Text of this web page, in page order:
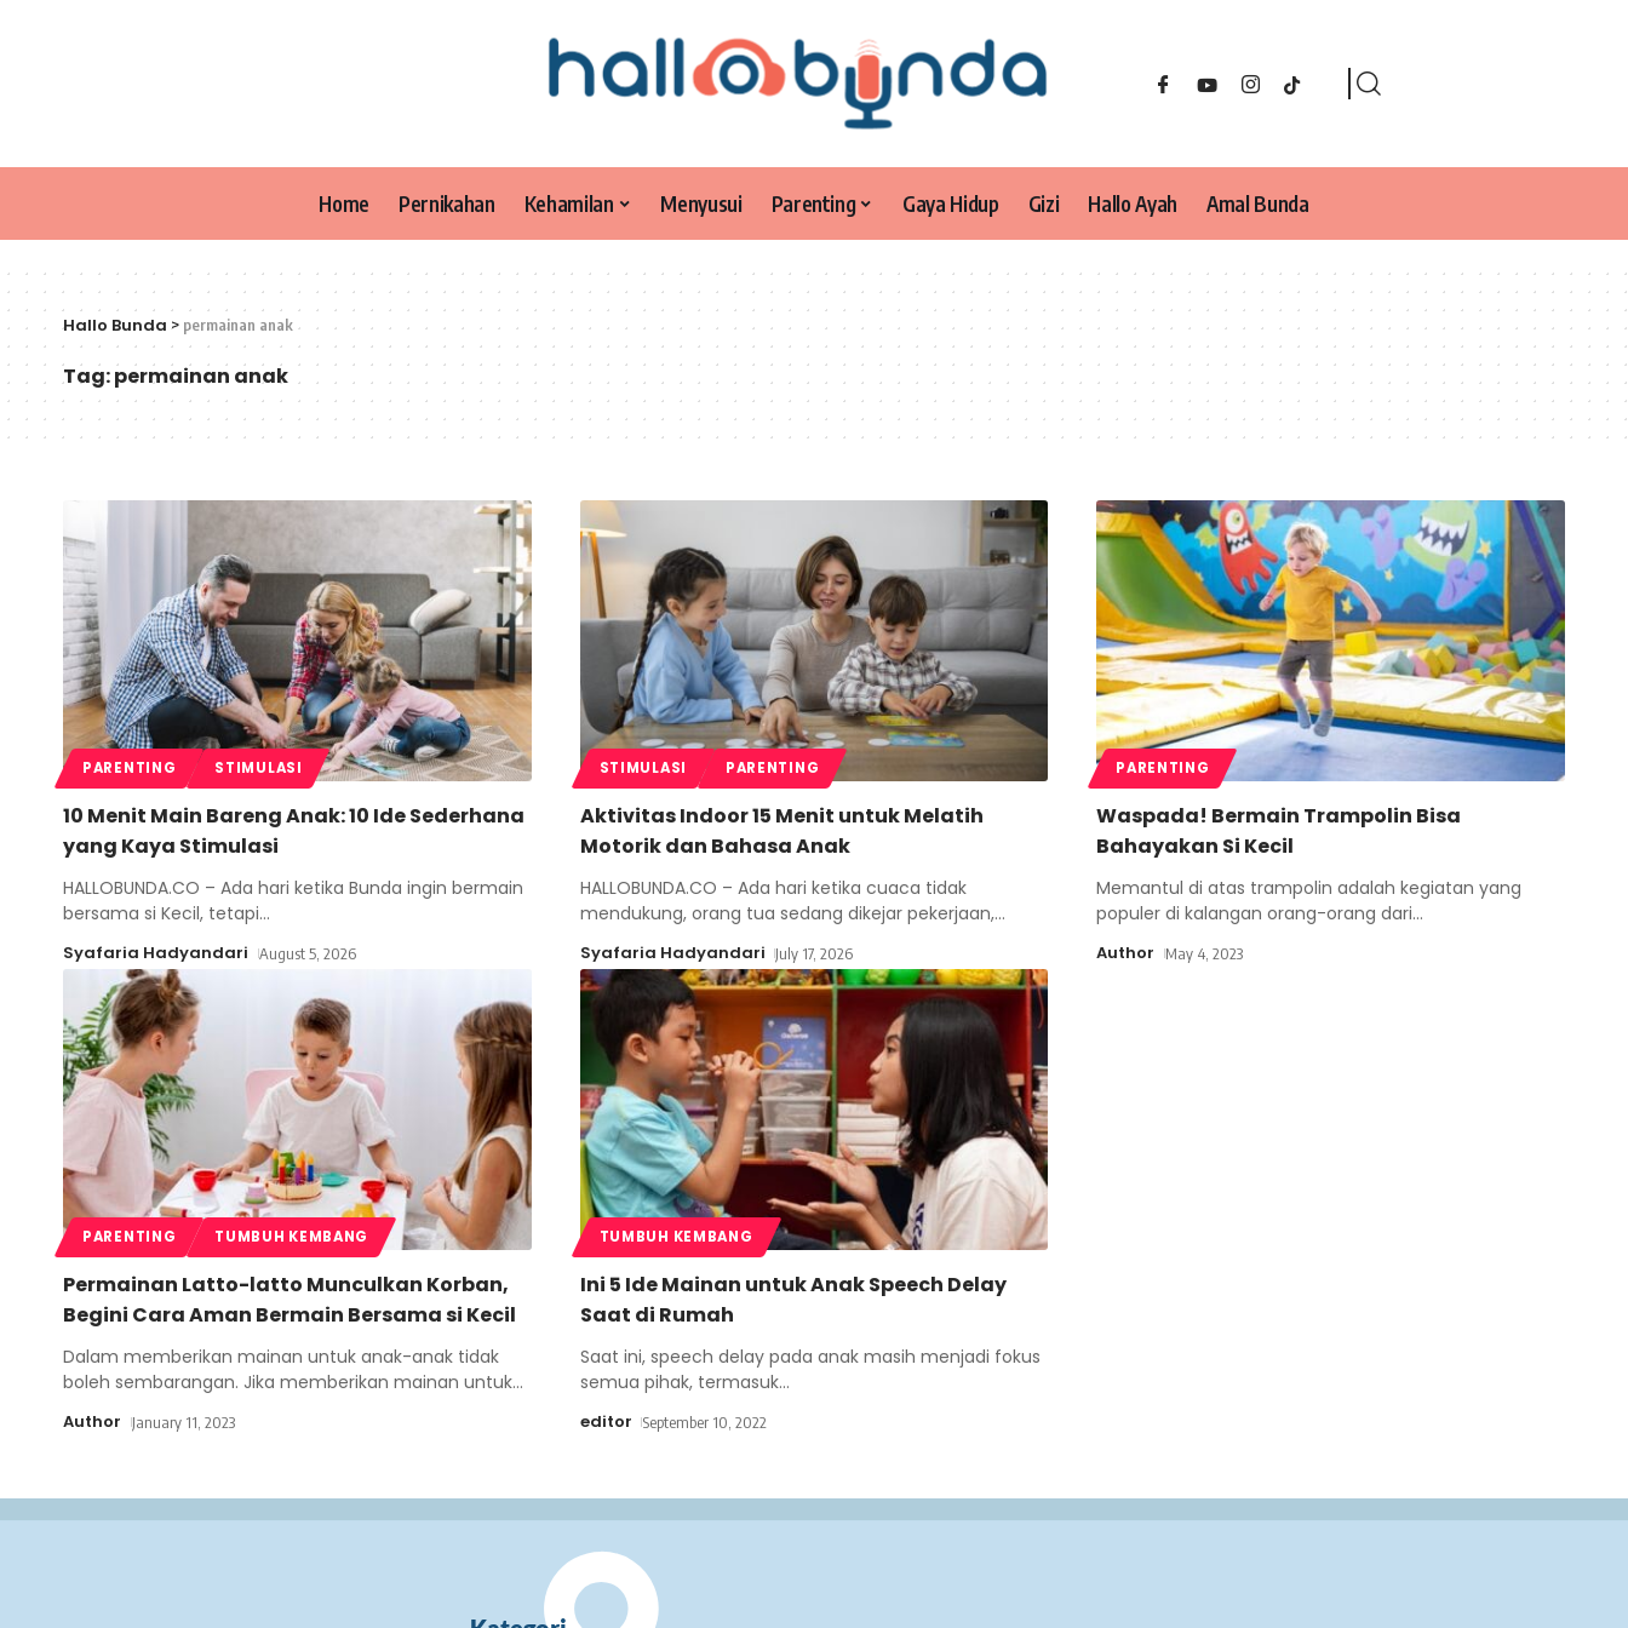
Home Pernikahan Kehamilan Menyusui Parenting Gaya Hidup Gizi Hallo Ayah Amal Bunda
Hallo Bunda > permainan anak
Tag:permainan anak
PARENTING STIMULASI
10 Menit Main Bareng Anak: 10 Ide Sederhana
yang Kaya Stimulasi
HALLOBUNDA.CO – Ada hari ketika Bunda ingin bermain
bersama si Kecil, tetapi…
Syafaria Hadyandari August 5, 2026
STIMULASI PARENTING
Aktivitas Indoor 15 Menit untuk Melatih
Motorik dan Bahasa Anak
HALLOBUNDA.CO – Ada hari ketika cuaca tidak
mendukung, orang tua sedang dikejar pekerjaan,…
Syafaria Hadyandari July 17, 2026
PARENTING
Waspada! Bermain Trampolin Bisa
Bahayakan Si Kecil
Memantul di atas trampolin adalah kegiatan yang
populer di kalangan orang-orang dari…
Author May 4, 2023
PARENTING TUMBUH KEMBANG
Permainan Latto-latto Munculkan Korban,
Begini Cara Aman Bermain Bersama si Kecil
Dalam memberikan mainan untuk anak-anak tidak
boleh sembarangan. Jika memberikan mainan untuk…
Author January 11, 2023
TUMBUH KEMBANG
Ini 5 Ide Mainan untuk Anak Speech Delay
Saat di Rumah
Saat ini, speech delay pada anak masih menjadi fokus
semua pihak, termasuk…
editor September 10, 2022